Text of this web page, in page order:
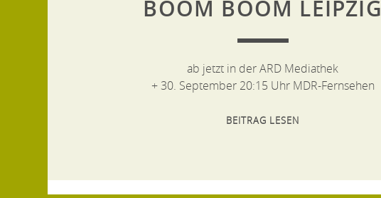
BOOM BOOM LEIPZIG
ab jetzt in der ARD Mediathek
+ 30. September 20:15 Uhr MDR-Fernsehen
BEITRAG LESEN